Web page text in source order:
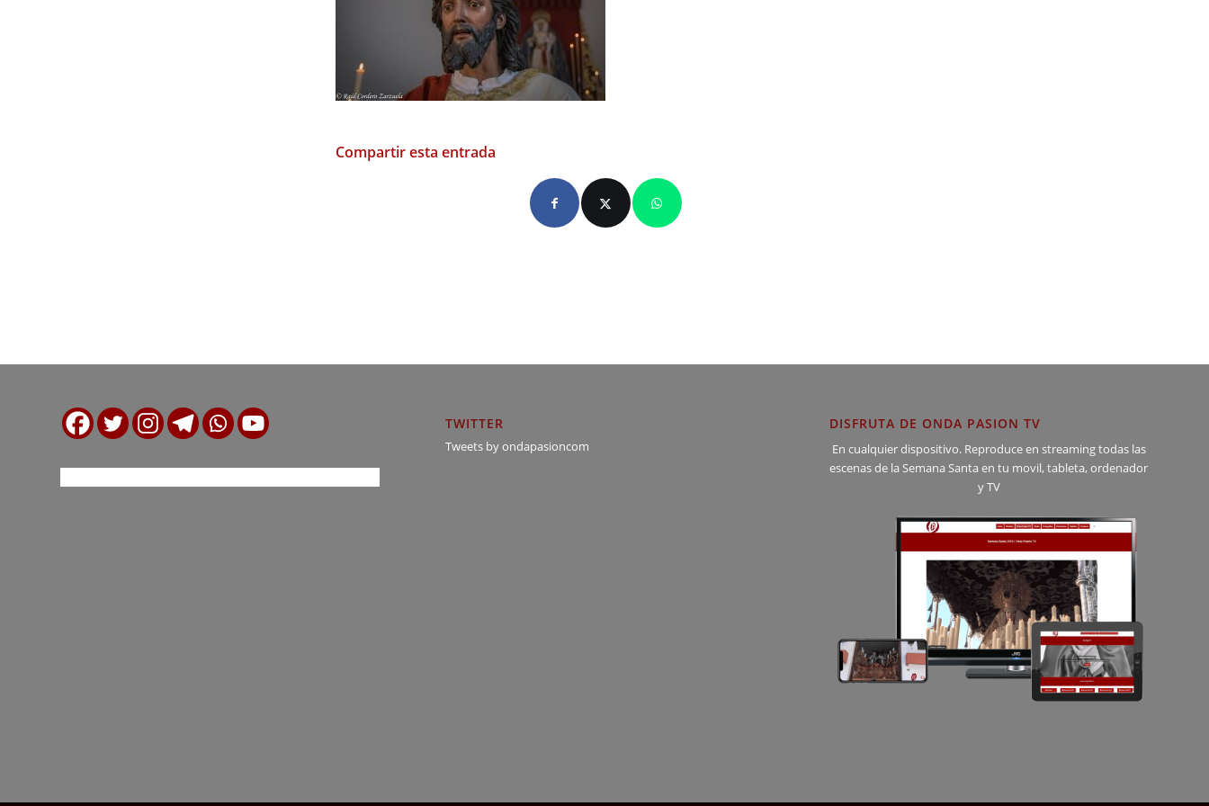
Compartir esta entrada
TWITTER
Tweets by ondapasioncom
DISFRUTA DE ONDA PASION TV
En cualquier dispositivo. Reproduce en streaming todas las
escenas de la Semana Santa en tu movil, tableta, ordenador
y TV